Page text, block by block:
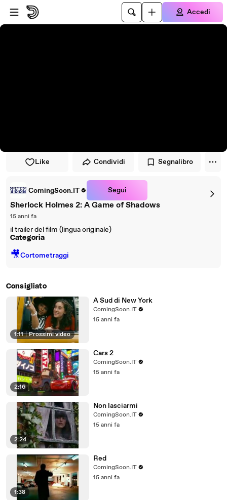
Vai al lettore
Passa al contenuto principale
Accedi
Like Condividi Segnalibro
ComingSoon.IT Segui
Sherlock Holmes 2: A Game of Shadows
15 anni fa
il trailer del film (lingua originale)
Categoria
🎥Cortometraggi
Consigliato
1:11 | Prossimi video
A Sud di New York
ComingSoon.IT
15 anni fa
2:16
Cars 2
ComingSoon.IT
15 anni fa
2:24
Non lasciarmi
ComingSoon.IT
15 anni fa
1:38
Red
ComingSoon.IT
15 anni fa